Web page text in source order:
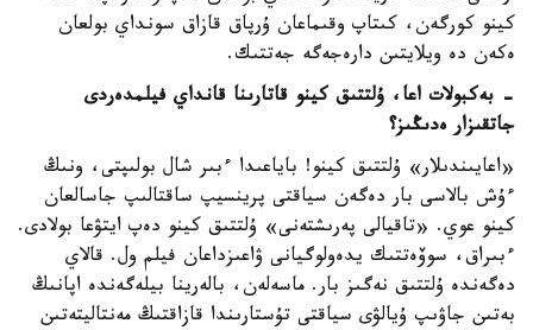
كينو كورگەن، كىتاپ وقىماعان ۇرپاق قازاق سونداي بولعان
ەكەن دە ويلايتىن دارەجەگە جەتتىك.
- بەكبولات اعا، ۇلتتىق كينو قاتارىنا قانداي فيلمدەردى
جاتقىزار ەدىڭىز؟
«اعايىندىلار» ۇلتتىق كينو! باياعىدا ءبىر شال بولىپتى، ونىڭ
ءۇش بالاسى بار دەگەن سياقتى پرينسيپ ساقتالىپ جاسالعان
كينو عوي. «تاقيالى پەرىشتەنى» ۇلتتىق كينو دەپ ايتۋعا بولادى.
ءبىراق، سوۆەتتىك يدەولوگيانى ۋاعىزداعان فيلم ول. قالاي
دەگەندە ۇلتتىق نەگىز بار. ماسەلەن، بالەرينا بيلەگەندە اپانىڭ
بەتىن جاۋىپ ۇيالۋى سياقتى تۇستارىندا قازاقتىڭ مەنتاليتەتىن